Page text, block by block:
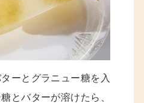
ーとグラニュー糖を入
とバターが溶けたら、